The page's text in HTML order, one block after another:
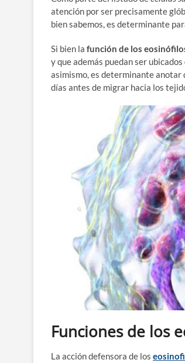
atención por ser precisamente
bien sabemos, es determinante
Si bien la función de los
y que además puedan ser
asimismo, es determinante anotar
días antes de migrar hacia los
Funciones de los
La acción defensora de los